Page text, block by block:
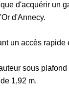
d'acquérir un
d'Annecy.
un accès rapide
sous
1,92 m.